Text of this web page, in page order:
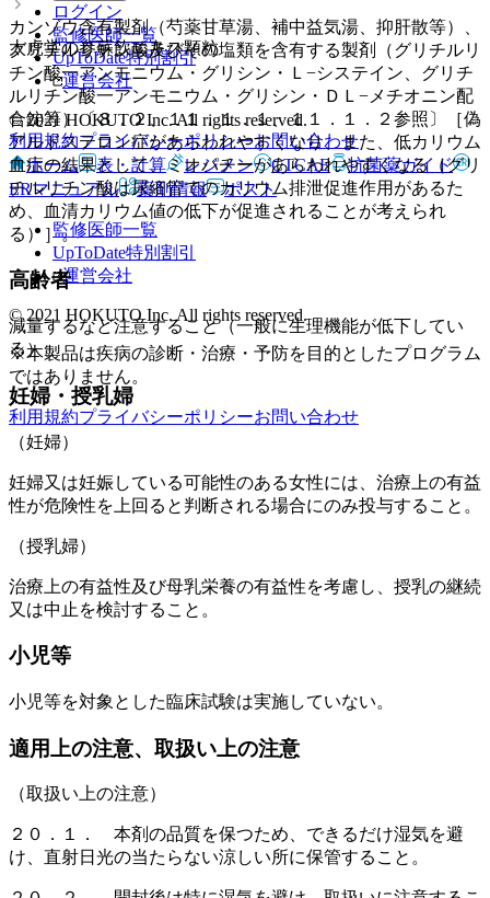
太虎堂の参蘇飲エキス顆粒
カンゾウ含有製剤（芍薬甘草湯、補中益気湯、抑肝散等）、
グリチルリチン酸及びその塩類を含有する製剤（グリチルリ
チン酸一アンモニウム・グリシン・Ｌ−システイン、グリチ
ルリチン酸一アンモニウム・グリシン・ＤＬ−メチオニン配
合錠等）〔８．２、１１．１．１、１１．１．２参照〕［偽
アルドステロン症があらわれやすくなり、また、低カリウム
血症の結果として、ミオパチーがあらわれやすくなる（グリ
チルリチン酸は尿細管でのカリウム排泄促進作用があるた
め、血清カリウム値の低下が促進されることが考えられ
る）］。
高齢者
減量するなど注意すること（一般に生理機能が低下してい
る）。
妊婦・授乳婦
（妊婦）
妊婦又は妊娠している可能性のある女性には、治療上の有益
性が危険性を上回ると判断される場合にのみ投与すること。
（授乳婦）
治療上の有益性及び母乳栄養の有益性を考慮し、授乳の継続
又は中止を検討すること。
小児等
小児等を対象とした臨床試験は実施していない。
適用上の注意、取扱い上の注意
（取扱い上の注意）
２０．１． 本剤の品質を保つため、できるだけ湿気を避
け、直射日光の当たらない涼しい所に保管すること。
ログイン
監修医師一覧
UpToDate特別割引
運営会社
© 2021 HOKUTO Inc. All rights reserved.
利用規約プライバシーポリシーお問い合わせ
ホーム
表・計算 レジメン CTCAE
抗菌薬ガイド
ERマニュアル
薬剤情報 ポスト
監修医師一覧
UpToDate特別割引
運営会社
© 2021 HOKUTO Inc. All rights reserved.
※本製品は疾病の診断・治療・予防を目的としたプログラム
ではありません。
利用規約プライバシーポリシーお問い合わせ